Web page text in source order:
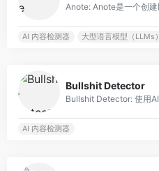
AI 内容检测器 大型语言模型（LLMs）
Bullshit Detector
AI 内容检测器